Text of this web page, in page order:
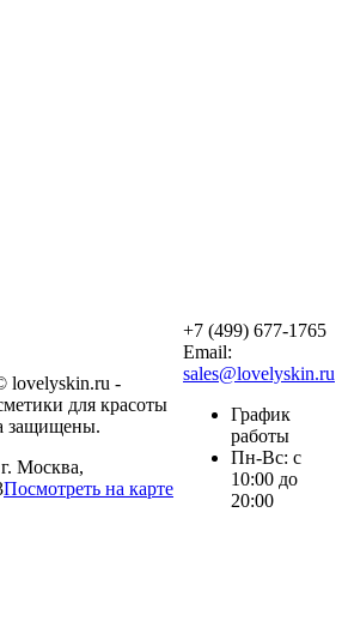
lovelyskin.ru -
для красоты
защищены.
Москва,
Посмотреть на карте
+7 (499) 677-1765
Email:
sales@lovelyskin.ru
График
работы
Пн-Вс: с
10:00 до
20:00